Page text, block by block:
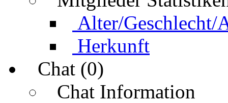
Alter/Geschlecht/
Herkunft
Chat (0)
Chat Information